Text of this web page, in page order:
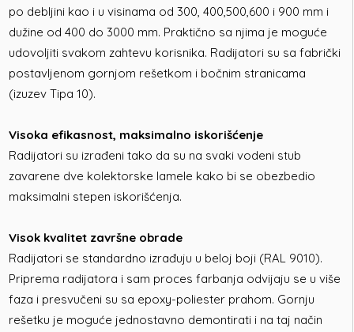
po debljini kao i u visinama od 300, 400,500,600 i 900 mm i
dužine od 400 do 3000 mm. Praktično sa njima je moguće
udovoljiti svakom zahtevu korisnika. Radijatori su sa fabrički
postavljenom gornjom rešetkom i bočnim stranicama
(izuzev Tipa 10).
Visoka efikasnost, maksimalno iskorišćenje
Radijatori su izrađeni tako da su na svaki vodeni stub
zavarene dve kolektorske lamele kako bi se obezbedio
maksimalni stepen iskorišćenja.
Visok kvalitet završne obrade
Radijatori se standardno izrađuju u beloj boji (RAL 9010).
Priprema radijatora i sam proces farbanja odvijaju se u više
faza i presvučeni su sa epoxy-poliester prahom. Gornju
rešetku je moguće jednostavno demontirati i na taj način